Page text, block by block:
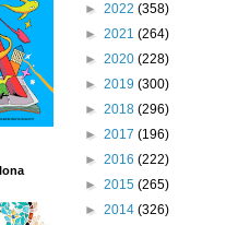
► 2022 (358)
► 2021 (264)
► 2020 (228)
► 2019 (300)
► 2018 (296)
► 2017 (196)
► 2016 (222)
► 2015 (265)
► 2014 (326)